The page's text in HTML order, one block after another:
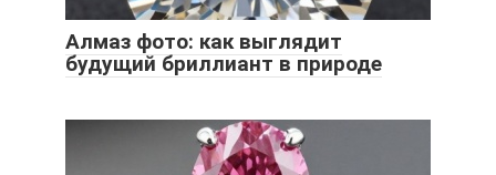
Алмаз фото: как выглядит
будущий бриллиант в природе